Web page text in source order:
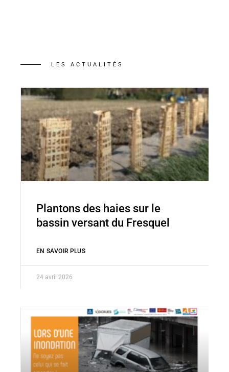
LES ACTUALITÉS
Plantons des haies sur le
bassin versant du Fresquel
EN SAVOIR PLUS
24 avril 2026